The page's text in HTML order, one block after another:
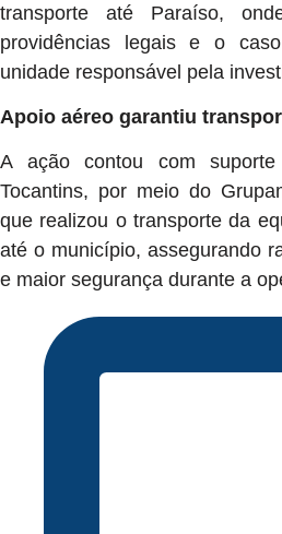
transporte até Paraíso,
providências legais e o
unidade responsável pela
Apoio aéreo garantiu
A ação contou com
Tocantins, por meio do
que realizou o transporte da
até o município, assegurando
e maior segurança durante a